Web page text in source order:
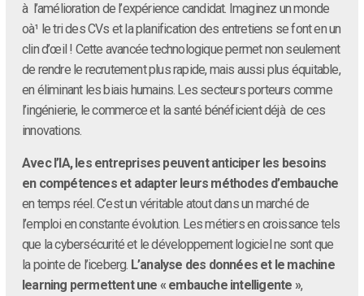
à l’amélioration de l’expérience candidat. Imaginez un monde
oà¹ le tri des CVs et la planification des entretiens se font en un
clin d’œil ! Cette avancée technologique permet non seulement
de rendre le recrutement plus rapide, mais aussi plus équitable,
en éliminant les biais humains. Les secteurs porteurs comme
l’ingénierie, le commerce et la santé bénéficient déjà de ces
innovations.
Avec l’IA, les entreprises peuvent anticiper les besoins
en compétences et adapter leurs méthodes d’embauche
en temps réel. C’est un véritable atout dans un marché de
l’emploi en constante évolution. Les métiers en croissance tels
que la cybersécurité et le développement logiciel ne sont que
la pointe de l’iceberg. L’analyse des données et le machine
learning permettent une « embauche intelligente »,